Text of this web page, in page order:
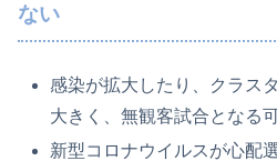
ない
感染が拡大したり、クラス
大きく、無観客試合となる
新型コロナウイルスが心配